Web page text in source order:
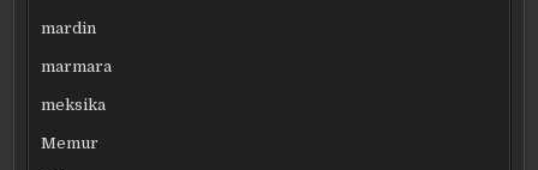
mardin
marmara
meksika
Memur